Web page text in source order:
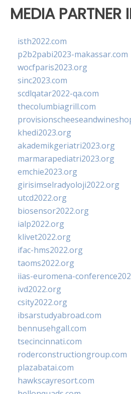
MEDIA PARTNER
isth2022.com
p2b2pabi2023-makassar.com
wocfparis2023.org
sinc2023.com
scdlqatar2022-qa.com
thecolumbiagrill.com
khedi2023.org
akademikgeriatri2023.org
marmarapediatri2023.org
emchie2023.org
girisimselradyoloji2022.org
utcd2022.org
biosensor2022.org
ialp2022.org
klivet2022.org
ifac-hms2022.org
taoms2022.org
iias-euromena-
ivd2022.org
csity2022.org
ibsarstudyabroad.com
bennusehgall.com
tsecincinnati.com
roderconstructiongroup.com
plazabatai.com
hawkscayresort.com